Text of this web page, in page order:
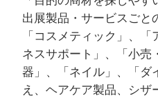
出展製品・サービスごと
「コスメティック」、
ネスサポート」、「小売
器」、「ネイル」、「ダ
え、ヘアケア製品、シザ